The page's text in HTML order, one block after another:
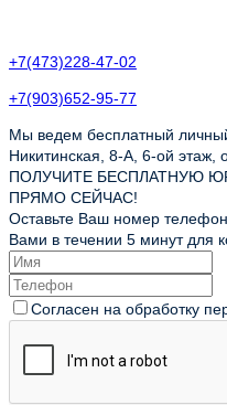
+7(473)228-47-02
+7(903)652-95-77
Мы ведем бесплатный
Никитинская, 8-А, 6-ой
ПОЛУЧИТЕ БЕСПЛАТНУЮ
ПРЯМО СЕЙЧАС!
Оставьте Ваш номер
Вами в течении 5 минут для
Согласен на обработку